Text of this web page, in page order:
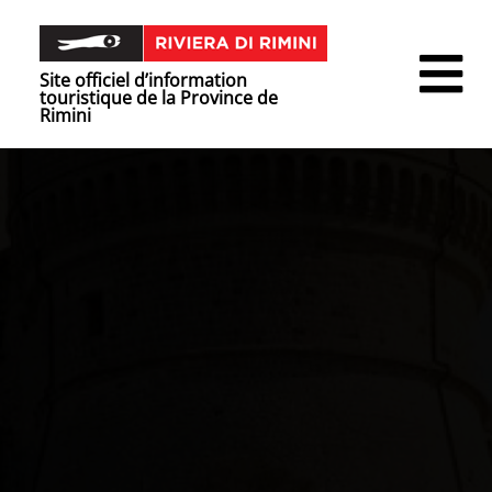
Site officiel d’information
touristique de la Province de
Rimini